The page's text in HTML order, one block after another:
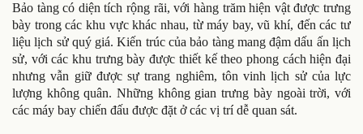
Bảo tàng có diện tích rộng rãi, với hàng trăm hiện vật được trưng
bày trong các khu vực khác nhau, từ máy bay, vũ khí, đến các tư
liệu lịch sử quý giá. Kiến trúc của bảo tàng mang đậm dấu ấn lịch
sử, với các khu trưng bày được thiết kế theo phong cách hiện đại
nhưng vẫn giữ được sự trang nghiêm, tôn vinh lịch sử của lực
lượng không quân. Những không gian trưng bày ngoài trời, với
các máy bay chiến đấu được đặt ở các vị trí dễ quan sát.